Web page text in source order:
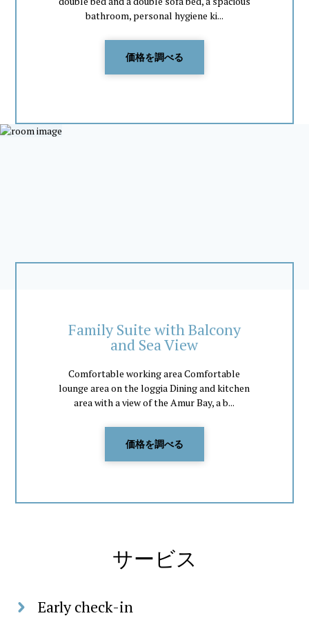
bathroom, personal hygiene ki...
価格を調べる
Family Suite with Balcony
and Sea View
Comfortable working area Comfortable
lounge area on the loggia Dining and kitchen
area with a view of the Amur Bay, a b...
価格を調べる
サービス
Early check-in